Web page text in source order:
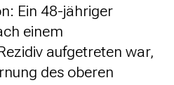
Ein 48-jähriger
einem
aufgetreten war,
des oberen